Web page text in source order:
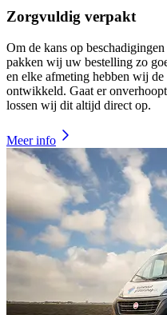
Zorgvuldig verpakt
Om de kans op
pakken wij uw bestelling zo
en elke afmeting hebben wij
ontwikkeld. Gaat er
lossen wij dit altijd direct op.
Meer info